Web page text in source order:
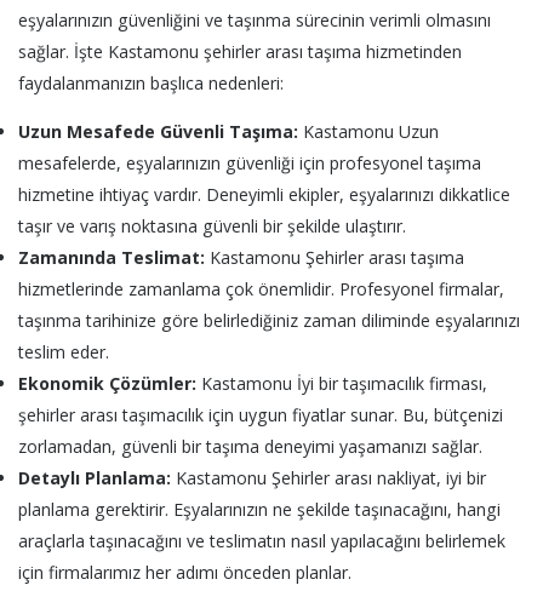
eşyalarınızın güvenliğini ve taşınma sürecinin verimli olmasını
sağlar. İşte Kastamonu şehirler arası taşıma hizmetinden
faydalanmanızın başlıca nedenleri:
Uzun Mesafede Güvenli Taşıma: Kastamonu Uzun
mesafelerde, eşyalarınızın güvenliği için profesyonel taşıma
hizmetine ihtiyaç vardır. Deneyimli ekipler, eşyalarınızı dikkatlice
taşır ve varış noktasına güvenli bir şekilde ulaştırır.
Zamanında Teslimat: Kastamonu Şehirler arası taşıma
hizmetlerinde zamanlama çok önemlidir. Profesyonel firmalar,
taşınma tarihinize göre belirlediğiniz zaman diliminde eşyalarınızı
teslim eder.
Ekonomik Çözümler: Kastamonu İyi bir taşımacılık firması,
şehirler arası taşımacılık için uygun fiyatlar sunar. Bu, bütçenizi
zorlamadan, güvenli bir taşıma deneyimi yaşamanızı sağlar.
Detaylı Planlama: Kastamonu Şehirler arası nakliyat, iyi bir
planlama gerektirir. Eşyalarınızın ne şekilde taşınacağını, hangi
araçlarla taşınacağını ve teslimatın nasıl yapılacağını belirlemek
için firmalarımız her adımı önceden planlar.